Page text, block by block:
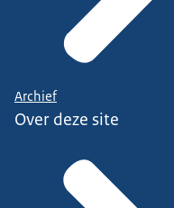
Archief
Over deze site